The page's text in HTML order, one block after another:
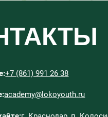
+7 (861) 991 26 38
academy@lokoyouth.ru